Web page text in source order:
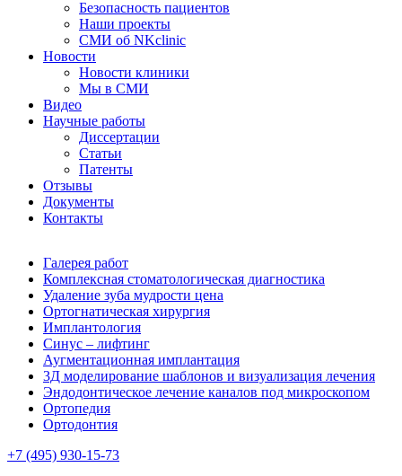
Безопасность пациентов
Наши проекты
СМИ об NKclinic
Новости
Новости клиники
Мы в СМИ
Видео
Научные работы
Диссертации
Статьи
Патенты
Отзывы
Документы
Контакты
Галерея работ
Комплексная стоматологическая диагностика
Удаление зуба мудрости цена
Ортогнатическая хирургия
Имплантология
Синус – лифтинг
Аугментационная имплантация
3Д моделирование шаблонов и визуализация лечения
Эндодонтическое лечение каналов под микроскопом
Ортопедия
Ортодонтия
+7 (495) 930-15-73